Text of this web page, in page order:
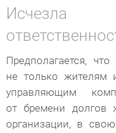
Исчезла
Предполагается,
не только жителям
управляющим
от бремени долгов
организации, в